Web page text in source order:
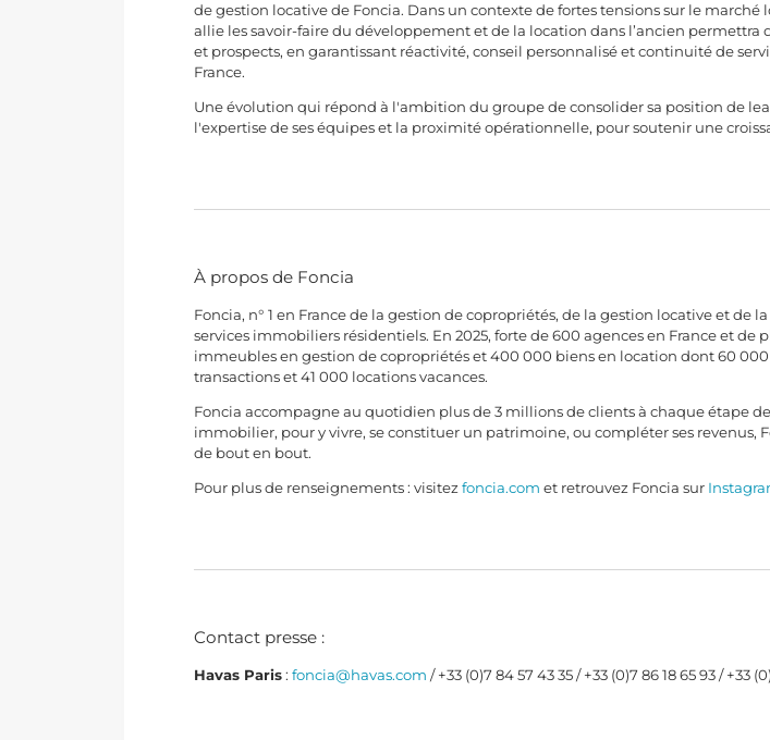
de gestion locative de Foncia. Dans un contexte de fortes tensions sur le
allie les savoir-faire du développement et de la location dans l’ancien
et prospects, en garantissant réactivité, conseil personnalisé et continuité de
France.
Une évolution qui répond à l'ambition du groupe de consolider sa position de
l'expertise de ses équipes et la proximité opérationnelle, pour soutenir une
À propos de Foncia
Foncia, n° 1 en France de la gestion de copropriétés, de la gestion locative et de
services immobiliers résidentiels. En 2025, forte de 600 agences en France et
immeubles en gestion de copropriétés et 400 000 biens en location dont 60 000
transactions et 41 000 locations vacances.
Foncia accompagne au quotidien plus de 3 millions de clients à chaque étape
immobilier, pour y vivre, se constituer un patrimoine, ou compléter ses revenus,
de bout en bout.
Pour plus de renseignements : visitezfoncia.com et retrouvez Foncia sur
Contact presse :
Havas Paris:foncia@havas.com / +33 (0)7 84 57 43 35 / +33 (0)7 86 18 65 93 / +33